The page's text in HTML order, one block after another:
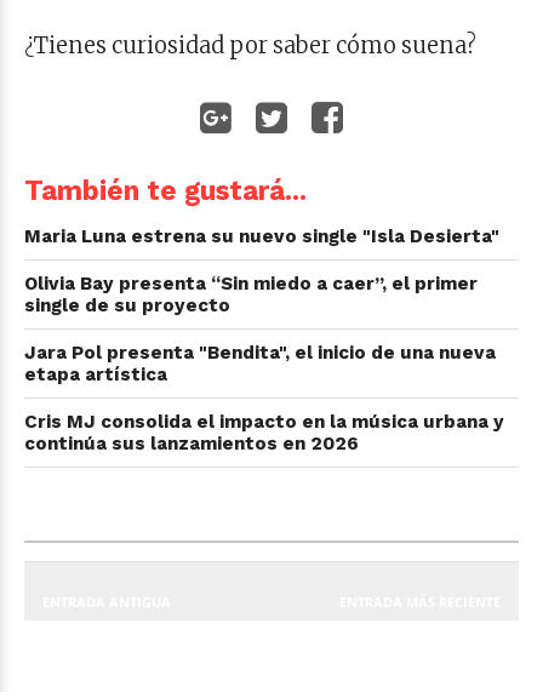
¿Tienes curiosidad por saber cómo suena?
También te gustará...
Maria Luna estrena su nuevo single "Isla Desierta"
Olivia Bay presenta “Sin miedo a caer”, el primer
single de su proyecto
Jara Pol presenta "Bendita", el inicio de una nueva
etapa artística
Cris MJ consolida el impacto en la música urbana y
continúa sus lanzamientos en 2026